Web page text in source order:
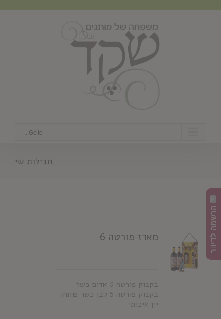
Go to...
חבילות שי
מארז פורטה 6
בקבוק פורטה 6 אדום כשר
בקבוק פורטה 6 לבן כשר פותחן
יין איכותי
הרשמה לדיוור